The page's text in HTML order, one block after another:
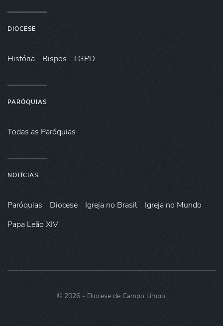
DIOCESE
História Bispos LGPD
PARÓQUIAS
Todas as Paróquias
NOTÍCIAS
Paróquias Diocese Igreja no Brasil
Igreja no Mundo
Papa Leão XIV
© 2026- Diocese de Campo Limpo.